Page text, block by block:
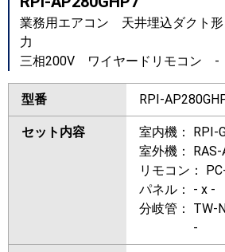
業務用エアコン 天井埋込ダク
力
三相200V ワイヤードリモコン -
型番 RPI-
セット内容
室内機： RPI-
室外機： RAS-
リモコン：
パネル： - x -
分岐管： TW-
-